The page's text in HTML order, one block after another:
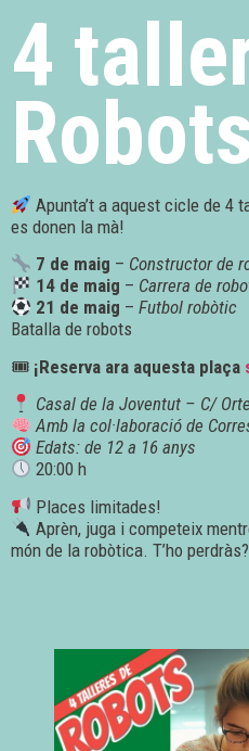
4
Apunta’t a aquest cicle de 4
es donen la mà!
7 de maig – Constructor de
14 de maig – Carrera de
21 de maig –Futbol robòtic
Batalla de robots
🎟 ¡Reserva ara aquesta plaça
Casal de la Joventut – C/
Amb la col·laboració de
Edats: de 12 a 16 anys
20:00 h
Places limitades!
Aprèn, juga i competeix
món de la robòtica. T’ho perdràs?